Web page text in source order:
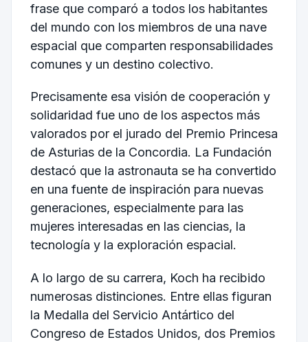
frase que comparó a todos los habitantes
del mundo con los miembros de una nave
espacial que comparten responsabilidades
comunes y un destino colectivo.
Precisamente esa visión de cooperación y
solidaridad fue uno de los aspectos más
valorados por el jurado del Premio Princesa
de Asturias de la Concordia. La Fundación
destacó que la astronauta se ha convertido
en una fuente de inspiración para nuevas
generaciones, especialmente para las
mujeres interesadas en las ciencias, la
tecnología y la exploración espacial.
A lo largo de su carrera, Koch ha recibido
numerosas distinciones. Entre ellas figuran
la Medalla del Servicio Antártico del
Congreso de Estados Unidos, dos Premios